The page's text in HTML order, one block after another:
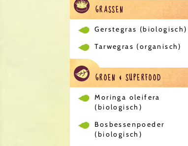
GRASSEN
Gerstegras (biologisch)
Tarwegras (organisch)
GROEN & SUPERFOOD
Moringa oleifera
(biologisch)
Bosbessenpoeder
(biologisch)